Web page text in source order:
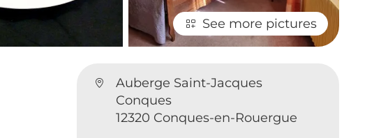
See more pictures
Auberge Saint-Jacques
Conques
12320 Conques-en-Rouergue